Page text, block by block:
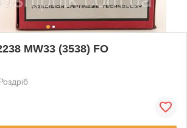
MW33 (3538) FO